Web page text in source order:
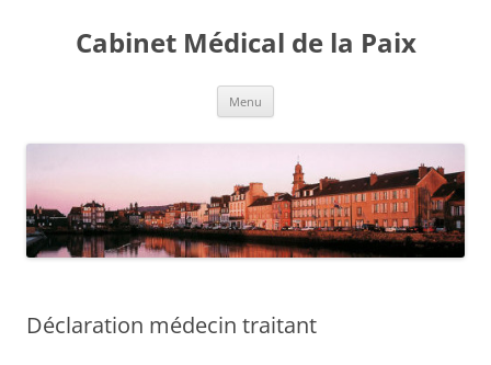
contenuCabinet Médical de la Paix
Menu
Déclaration médecin traitant